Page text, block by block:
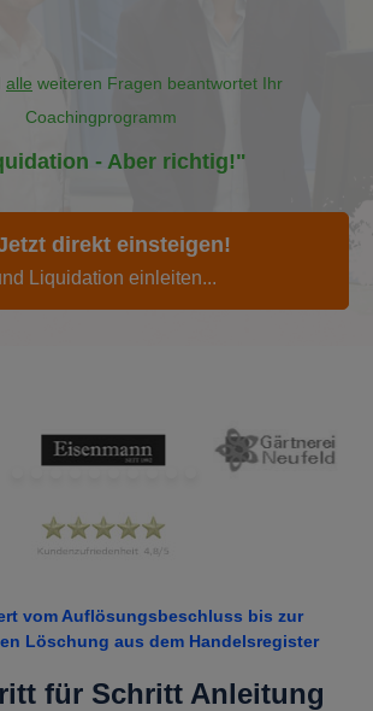
alle weiteren Fragen beantwortet Ihr
Coachingprogramm
- Aber richtig!"
direkt einsteigen!
Liquidation einleiten...
vom Auflösungsbeschluss bis zur
Löschung aus dem Handelsregister
für Schritt Anleitung